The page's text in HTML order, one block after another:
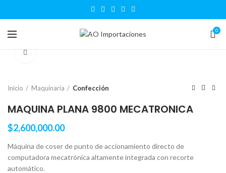
0
Inicio Maquinaria Confección
MAQUINA PLANA 9800 MECATRONICA
$2,600,000.00
Máquina de coser de punto de accionamiento directo de
computadora mecatrónica altamente integrada con recorte
automático.